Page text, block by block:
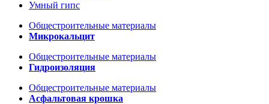
Умный гипс
Общестроительные материалы
Микрокальцит
Общестроительные материалы
Гидроизоляция
Общестроительные материалы
Асфальтовая крошка